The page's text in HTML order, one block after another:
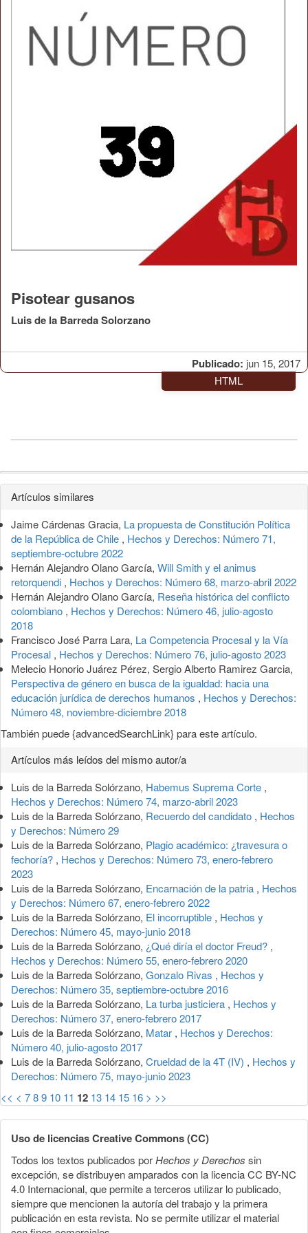
Publicado: jun 15, 2017
Pisotear gusanos
Luis de la Barreda Solorzano
HTML
Detalles
del
artículo
Artículos similares
Jaime Cárdenas Gracia, La propuesta de Constitución Política
de la República de Chile , Hechos y Derechos: Número 71,
septiembre-octubre 2022
Hernán Alejandro Olano García, Will Smith y el animus
retorquendi , Hechos y Derechos: Número 68, marzo-abril 2022
Hernán Alejandro Olano García, Reseña histórica del conflicto
colombiano , Hechos y Derechos: Número 46, julio-agosto
2018
Francisco José Parra Lara, La Competencia Procesal y la Vía
Procesal , Hechos y Derechos: Número 76, julio-agosto 2023
Melecio Honorio Juárez Pérez, Sergio Alberto Ramirez Garcia,
Perspectiva de género en busca de la igualdad: hacia una
educación jurídica de derechos humanos , Hechos y Derechos:
Número 48, noviembre-diciembre 2018
También puede {advancedSearchLink} para este artículo.
Artículos más leídos del mismo autor/a
Luis de la Barreda Solórzano, Habemus Suprema Corte ,
Hechos y Derechos: Número 74, marzo-abril 2023
Luis de la Barreda Solórzano, Recuerdo del candidato , Hechos
y Derechos: Número 29
Luis de la Barreda Solórzano, Plagio académico: ¿travesura o
fechoría? , Hechos y Derechos: Número 73, enero-febrero
2023
Luis de la Barreda Solórzano, Encarnación de la patria , Hechos
y Derechos: Número 67, enero-febrero 2022
Luis de la Barreda Solórzano, El incorruptible , Hechos y
Derechos: Número 45, mayo-junio 2018
Luis de la Barreda Solórzano, ¿Qué diría el doctor Freud? ,
Hechos y Derechos: Número 55, enero-febrero 2020
Luis de la Barreda Solórzano, Gonzalo Rivas , Hechos y
Derechos: Número 35, septiembre-octubre 2016
Luis de la Barreda Solórzano, La turba justiciera , Hechos y
Derechos: Número 37, enero-febrero 2017
Luis de la Barreda Solórzano, Matar , Hechos y Derechos:
Número 40, julio-agosto 2017
Luis de la Barreda Solórzano, Crueldad de la 4T (IV) , Hechos y
Derechos: Número 75, mayo-junio 2023
<< < 789 10 11 12 13 14 15 16 > >>
Uso de licencias Creative Commons (CC)
Todos los textos publicados porHechos y Derechos sin
excepción, se distribuyen amparados con la licencia CC BY-NC
4.0 Internacional, que permite a terceros utilizar lo publicado,
siempre que mencionen la autoría del trabajo y la primera
publicación en esta revista. No se permite utilizar el material